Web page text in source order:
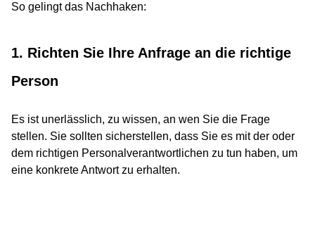
So gelingt das Nachhaken:
1. Richten Sie Ihre Anfrage an die richtige
Person
Es ist unerlässlich, zu wissen, an wen Sie die Frage
stellen. Sie sollten sicherstellen, dass Sie es mit der oder
dem richtigen Personalverantwortlichen zu tun haben, um
eine konkrete Antwort zu erhalten.